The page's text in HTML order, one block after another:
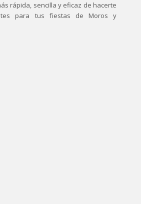
rápida, sencilla y eficaz de hacerte
para tus fiestas de Moros y